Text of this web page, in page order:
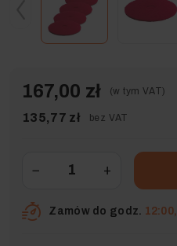
167,00 zł (w tym VAT)
135,77 zł bez VAT
− +
Zamów do godz. 12:00,